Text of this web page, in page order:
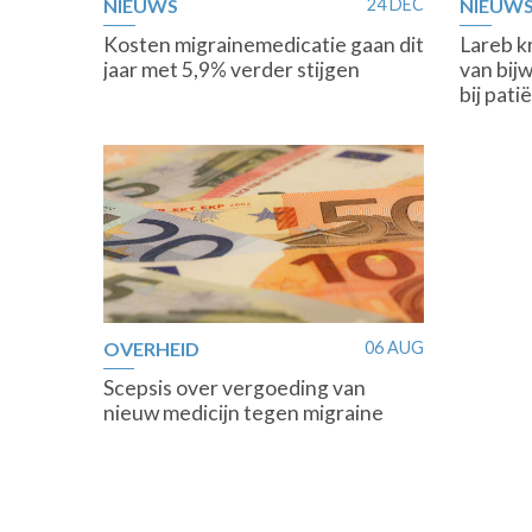
NIEUWS 24 DEC
Kosten migrainemedicatie gaan dit
jaar met 5,9% verder stijgen
NIEUWS
Lareb
van
bij
OVERHEID 06 AUG
Scepsis over vergoeding van
nieuw medicijn tegen migraine